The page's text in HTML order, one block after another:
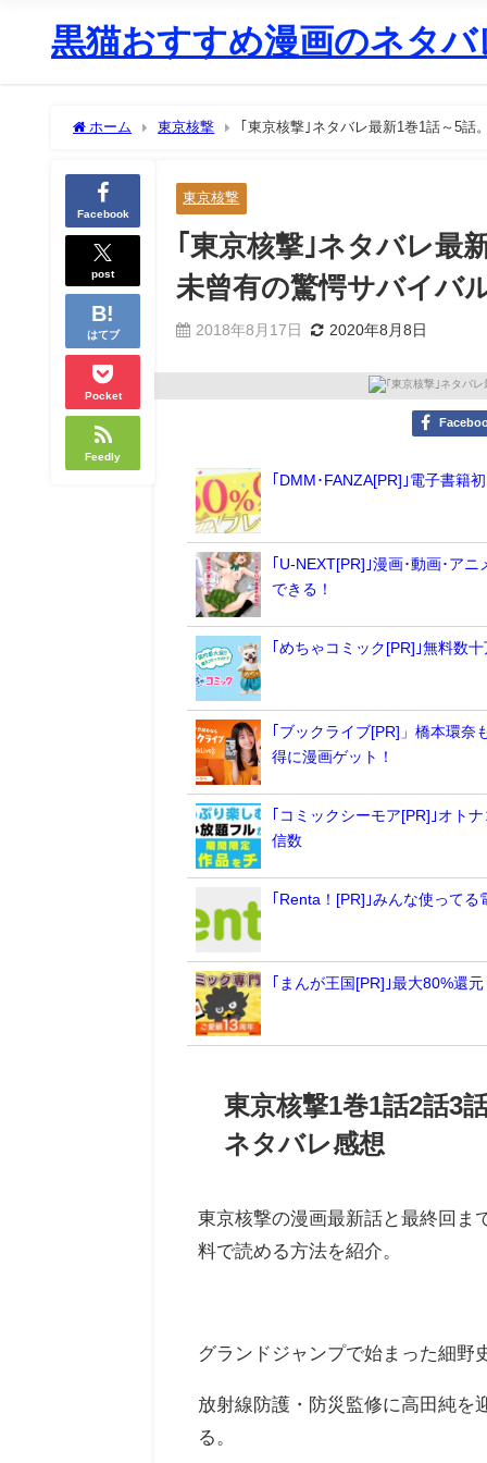
黒猫おすすめ漫画のネタ
ホーム 東京核撃 ｢東京核撃｣ネタバレ最新1巻1話～5
Facebook
post
はてブ
Pocket
Feedly
東京核撃
｢東京核撃｣ネタバレ最
未曾有の驚愕サバイバ
2018年8月17日 2020年8月8日
｢DMM･FANZA[PR]｣電子書籍
｢U-NEXT[PR]｣漫画･動画･ア
できる！
｢めちゃコミック[PR]｣無料数
｢ブックライブ[PR]」橋本環
得に漫画ゲット！
｢コミックシーモア[PR]｣オト
信数
｢Renta！[PR]｣みんな使って
｢まんが王国[PR]｣最大80%還
東京核撃1巻1話2話3
ネタバレ感想
東京核撃の漫画最新話と最終回ま
料で読める方法を紹介。
グランドジャンプで始まった細野
放射線防護・防災監修に高田純を
る。